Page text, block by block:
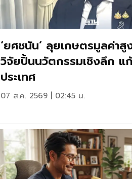
‘ยศชนัน’ ลุยเกษตรมูลค่า
วิจัยปั้นนวัตกรรมเชิงลึก แ
ประเทศ
07 ส.ค. 2569 | 02:45 น.